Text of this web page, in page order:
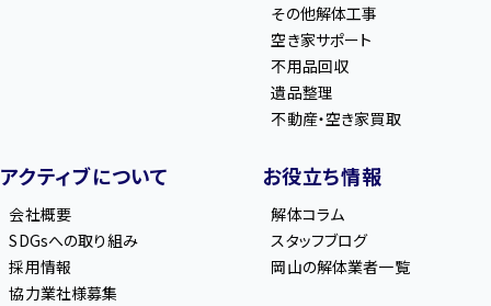
その他解体工事
空き家サポート
不用品回収
遺品整理
不動産・空き家買取
アクティブについて
会社概要
SDGsへの取り組み
採用情報
協力業社様募集
お役立ち情報
解体コラム
スタッフブログ
岡山の解体業者一覧